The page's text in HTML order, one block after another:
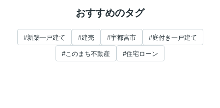
おすすめのタグ
#新築一戸建て #建売 #宇都宮市 #庭付き一戸建て
#このまち不動産 #住宅ローン